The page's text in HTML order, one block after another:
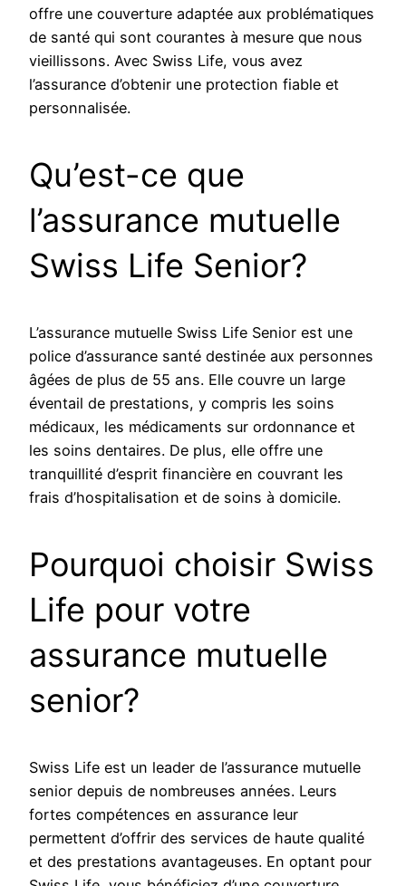
offre une couverture adaptée aux problématiques
de santé qui sont courantes à mesure que nous
vieillissons. Avec Swiss Life, vous avez
l’assurance d’obtenir une protection fiable et
personnalisée.
Qu’est-ce que
l’assurance mutuelle
Swiss Life Senior?
L’assurance mutuelle Swiss Life Senior est une
police d’assurance santé destinée aux personnes
âgées de plus de 55 ans. Elle couvre un large
éventail de prestations, y compris les soins
médicaux, les médicaments sur ordonnance et
les soins dentaires. De plus, elle offre une
tranquillité d’esprit financière en couvrant les
frais d’hospitalisation et de soins à domicile.
Pourquoi choisir Swiss
Life pour votre
assurance mutuelle
senior?
Swiss Life est un leader de l’assurance mutuelle
senior depuis de nombreuses années. Leurs
fortes compétences en assurance leur
permettent d’offrir des services de haute qualité
et des prestations avantageuses. En optant pour